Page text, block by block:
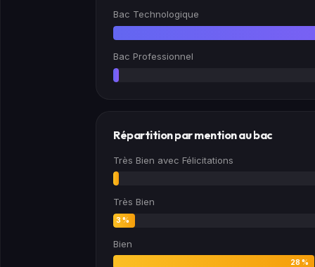
Bac Technologique
Bac Professionnel
Répartition par mention au bac
Très Bien avec Félicitations
Très Bien
3 %
Bien
28 %